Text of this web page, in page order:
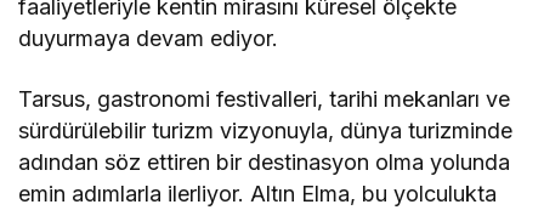
faaliyetleriyle kentin mirasını küresel ölçekte
duyurmaya devam ediyor.
Tarsus, gastronomi festivalleri, tarihi mekanları ve
sürdürülebilir turizm vizyonuyla, dünya turizminde
adından söz ettiren bir destinasyon olma yolunda
emin adımlarla ilerliyor. Altın Elma, bu yolculukta